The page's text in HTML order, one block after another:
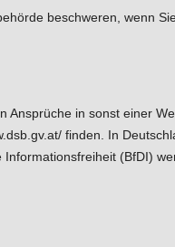
beschweren, wenn
in sonst einer
finden. In
(BfDI)